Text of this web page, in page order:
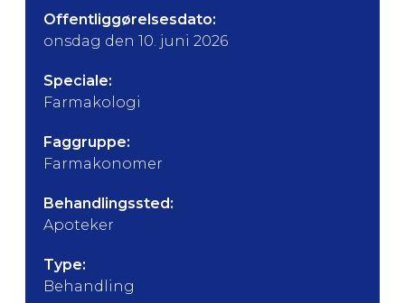
Offentliggørelsesdato:
onsdag den 10. juni 2026
Speciale:
Farmakologi
Faggruppe:
Farmakonomer
Behandlingssted:
Apoteker
Type:
Behandling